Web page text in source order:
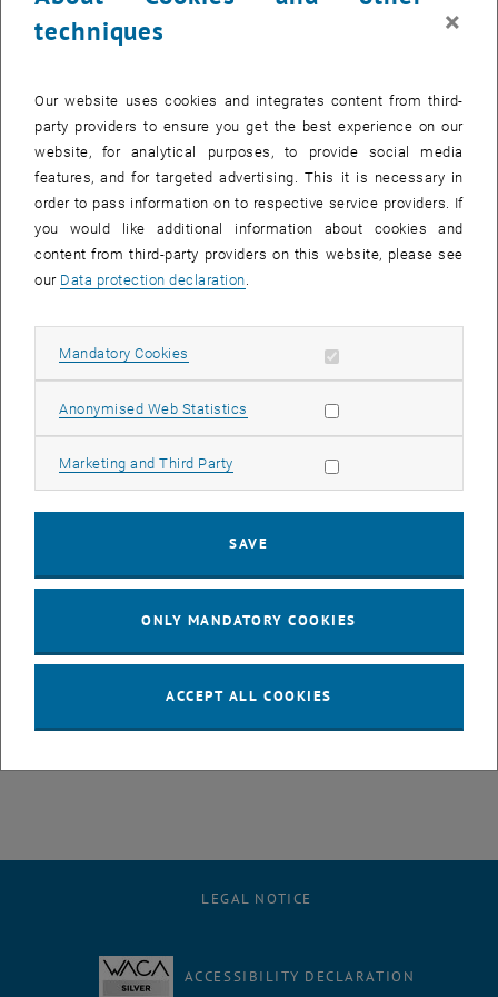
dem Zusammenspiel von Führungsidentität, Führungswissen sowie
Führungsidentität - Haltung - verbleiben Führungswissen und
Führungsmethoden weitge- hend im Werkzeugkasten der
Führungskraft und entfalten nicht die ihnen innewohnenden
Potenziale. Wir zeigen diese Felder der Führungskräfteentwicklung
– Management Development – auf und erläutern geeignete
Zugänge, um zielgerichtet Einfluss auf den Lernprozess zu nehmen.
ist Universitätsprofessor für Personal- und
Technischen Universität (TU) Wien. Seine Forschung ist den Themen
für Human Resource & Change Management an der Universität Linz
Christine Güttelist Academic Coordinator am Studienbereich
Personal & Organisation der FHWien der WKW
Innovation Center der Johannes Kepler Universität Linz
Lesen Sie weiter:
Management-
LEGAL NOTICE
ACCESSIBILITY DECLARATION
techniques
×
Our website uses cookies and integrates content from third-
party providers to ensure you get the best experience on our
website, for analytical purposes, to provide social media
features, and for targeted advertising. This it is necessary in
order to pass information on to respective service providers. If
you would like additional information about cookies and
content from third-party providers on this website, please see
our Data protection declaration
Mandatory Cookies Allow mandatory cookies
Anonymised Web Statistics Allow statistic cookies
Marketing and Third Party Allow marketing cookies
SAVE
ONLY MANDATORY COOKIES
ACCEPT ALL COOKIES